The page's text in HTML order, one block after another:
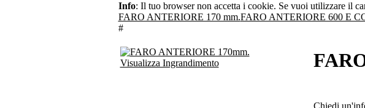
Info: Il tuo browser non accetta i cookie. Se vuoi utilizzare il
FARO ANTERIORE 170 mm.FARO ANTERIORE 600 E
#
Visualizza Ingrandimento